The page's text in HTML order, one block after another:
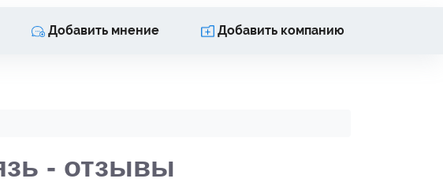
Добавить мнение Добавить компанию
- отзывы